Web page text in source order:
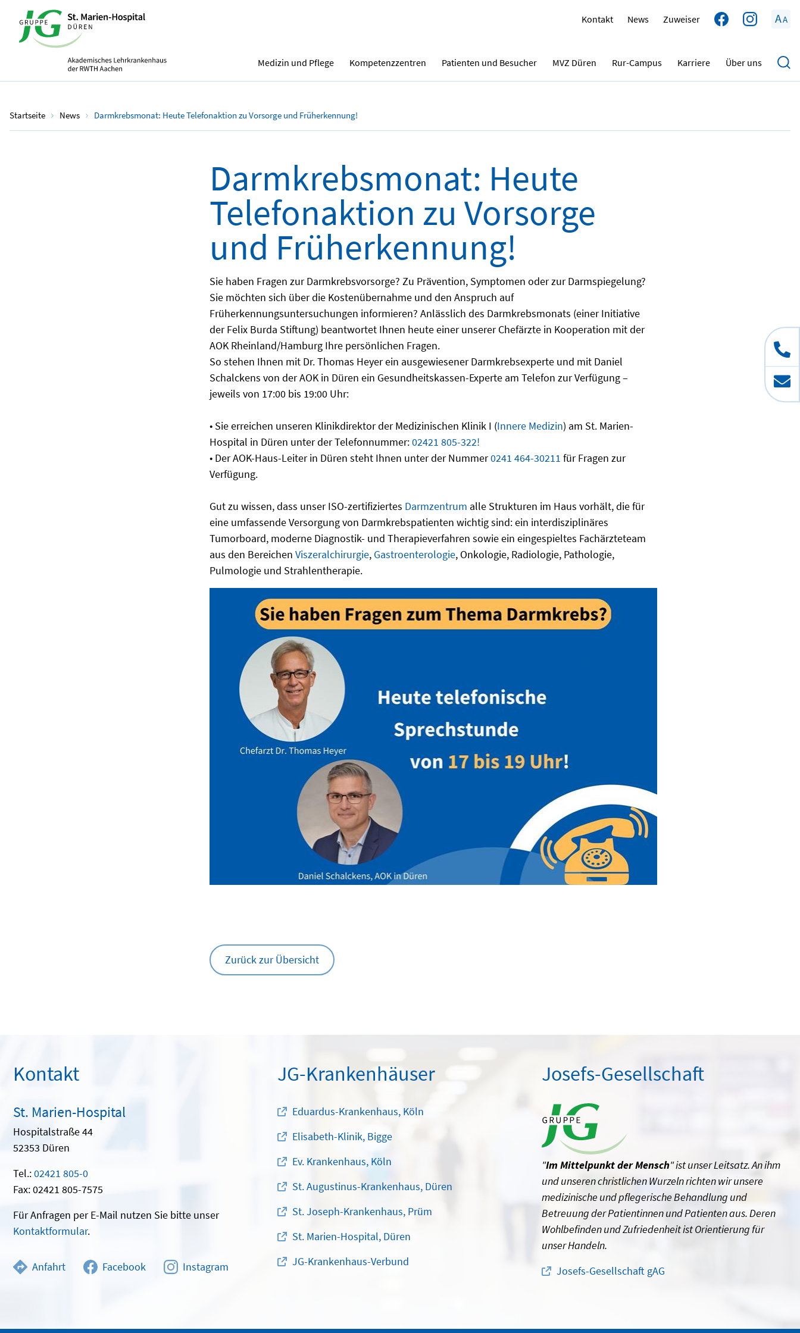
Kontakt News Zuweiser AA
Medizin und Pflege Kompetenzzentren Patienten und Besucher MVZ Düren Rur-Campus Karriere Über uns
Startseite News Darmkrebsmonat: Heute Telefonaktion zu Vorsorge und Früherkennung!
09.03.2023
Darmkrebsmonat: Heute
Telefonaktion zu Vorsorge
und Früherkennung!
Sie haben Fragen zur Darmkrebsvorsorge? Zu Prävention, Symptomen oder zur Darmspiegelung?
Sie möchten sich über die Kostenübernahme und den Anspruch auf
Früherkennungsuntersuchungen informieren? Anlässlich des Darmkrebsmonats (einer Initiative
der Felix Burda Stiftung) beantwortet Ihnen heute einer unserer Chefärzte in Kooperation mit der
AOK Rheinland/Hamburg Ihre persönlichen Fragen.
So stehen Ihnen mit Dr. Thomas Heyer ein ausgewiesener Darmkrebsexperte und mit Daniel
Schalckens von der AOK in Düren ein Gesundheitskassen-Experte am Telefon zur Verfügung –
jeweils von 17:00 bis 19:00 Uhr:
• Sie erreichen unseren Klinikdirektor der Medizinischen Klinik I (Innere Medizin) am St. Marien-
Hospital in Düren unter der Telefonnummer:02421 805-322!
• Der AOK-Haus-Leiter in Düren steht Ihnen unter der Nummer0241 464-30211 für Fragen zur
Verfügung.
Gut zu wissen, dass unser ISO-zertifiziertes Darmzentrum alle Strukturen im Haus vorhält, die für
eine umfassende Versorgung von Darmkrebspatienten wichtig sind: ein interdisziplinäres
Tumorboard, moderne Diagnostik- und Therapieverfahren sowie ein eingespieltes Fachärzteteam
aus den Bereichen Viszeralchirurgie, Gastroenterologie, Onkologie, Radiologie, Pathologie,
Pulmologie und Strahlentherapie.
Zurück zur Übersicht
Kontakt
St. Marien-Hospital
Hospitalstraße 44
52353 Düren
Tel.:02421 805-0
Fax: 02421 805-7575
Für Anfragen per E-Mail nutzen Sie bitte unser
Kontaktformular.
Anfahrt Facebook Instagram
JG-Krankenhäuser
Eduardus-Krankenhaus, Köln
Elisabeth-Klinik, Bigge
Ev. Krankenhaus, Köln
St. Augustinus-Krankenhaus, Düren
St. Joseph-Krankenhaus, Prüm
St. Marien-Hospital, Düren
JG-Krankenhaus-Verbund
Josefs-Gesellschaft
"Im Mittelpunkt der Mensch" ist unser Leitsatz. An ihm
und unseren christlichen Wurzeln richten wir unsere
medizinische und pflegerische Behandlung und
Betreuung der Patientinnen und Patienten aus. Deren
Wohlbefinden und Zufriedenheit ist Orientierung für
unser Handeln.
Josefs-Gesellschaft gAG